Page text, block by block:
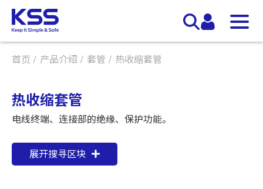
首页 产品介绍 套管 热收缩套管
热收缩套管
电线终端、连接部的绝缘、保护功能。
展开搜寻区块